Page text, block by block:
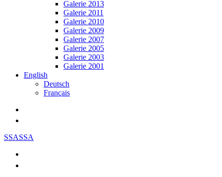
Galerie 2013
Galerie 2011
Galerie 2010
Galerie 2009
Galerie 2007
Galerie 2005
Galerie 2003
Galerie 2001
English
Deutsch
Français
SSASSA